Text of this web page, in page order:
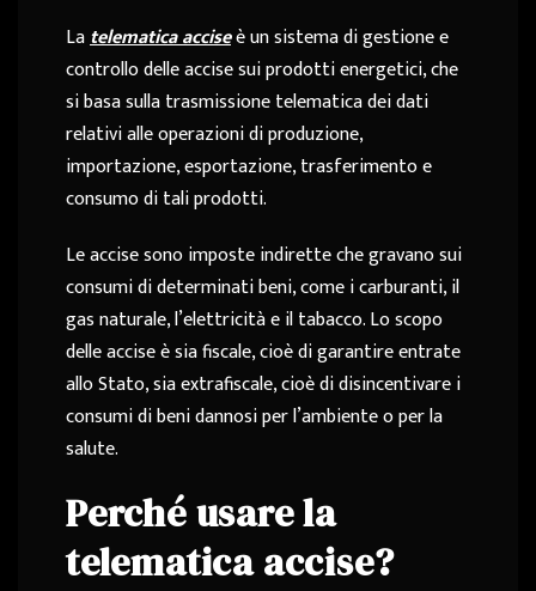
Latelematica acciseè un sistema di gestione e
controllo delle accise sui prodotti energetici, che
si basa sulla trasmissione telematica dei dati
relativi alle operazioni di produzione,
importazione, esportazione, trasferimento e
consumo di tali prodotti.
Le accise sono imposte indirette che gravano sui
consumi di determinati beni, come i carburanti, il
gas naturale, l’elettricità e il tabacco. Lo scopo
delle accise è sia fiscale, cioè di garantire entrate
allo Stato, sia extrafiscale, cioè di disincentivare i
consumi di beni dannosi per l’ambiente o per la
salute.
Perché usare la
telematica accise?